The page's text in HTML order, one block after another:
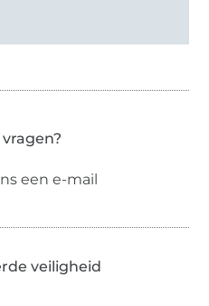
een e-mail
veiligheid